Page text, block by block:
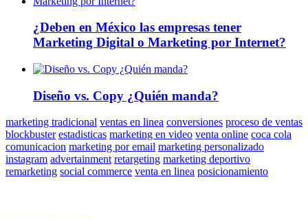
¿Deben en México las empresas tener
Marketing Digital o Marketing por Internet?
Diseño vs. Copy ¿Quién manda?
marketing tradicional ventas en linea conversiones proceso de ventas
blockbuster estadisticas marketing en video venta online coca cola
comunicacion marketing por email marketing personalizado
instagram advertainment retargeting marketing deportivo
remarketing social commerce venta en linea posicionamiento